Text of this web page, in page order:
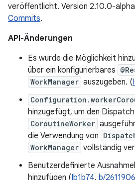
veröffentlicht. Version 2.10.0-
Commits.
API-Änderungen
Es wurde die Möglichkeit
über ein konfigurierbares
WorkManager auszugeben. (
hinzugefügt, um den
CoroutineWorker
die Verwendung von
WorkManager vollständig
Benutzerdefinierte
hinzufügen ( Ib1b74, b/